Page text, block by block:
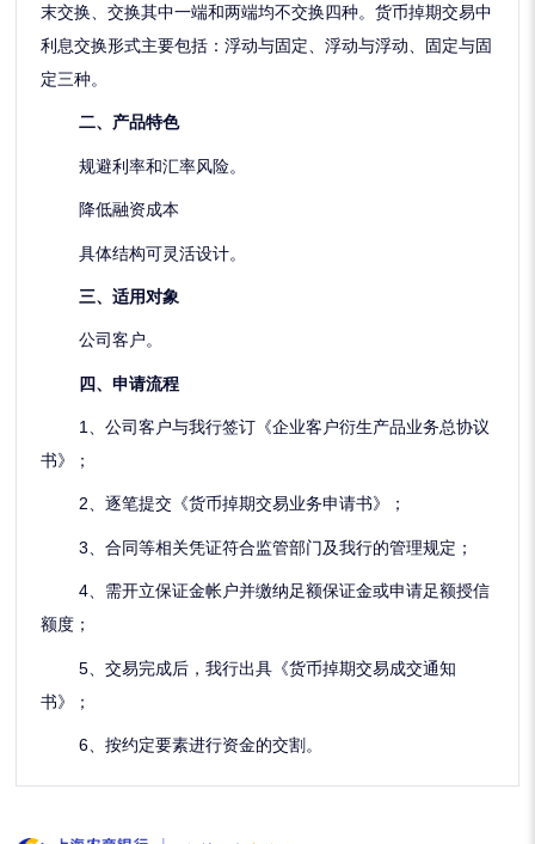
末交换、交换其中一端和两端均不交换四种。货币掉期交易中
利息交换形式主要包括：浮动与固定、浮动与浮动、固定与固
定三种。
二、 产品特色
规避利率和汇率风险。
降低融资成本
具体结构可灵活设计。
三、适用对象
公司客户。
四、申请流程
1、公司客户与我行签订《企业客户衍生产品业务总协议
书》
；
2、逐笔提交《货币掉期交易业务申请书》 ；
3、合同等相关凭证符合监管部门及我行的管理规定 ；
4、 需开立保证金帐户并缴纳足额保证金或申请足额授信
额度 ；
5、交易完成后，我行出具《货币掉期交易成交通知
书》
；
6、按约定要素进行资金的交割。